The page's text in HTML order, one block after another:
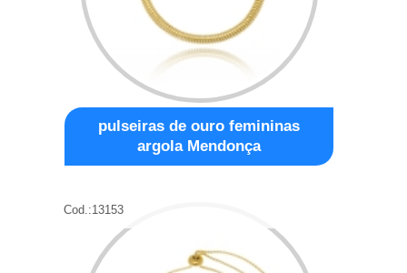
pulseiras de ouro femininas
argola Mendonça
Cod.:13153